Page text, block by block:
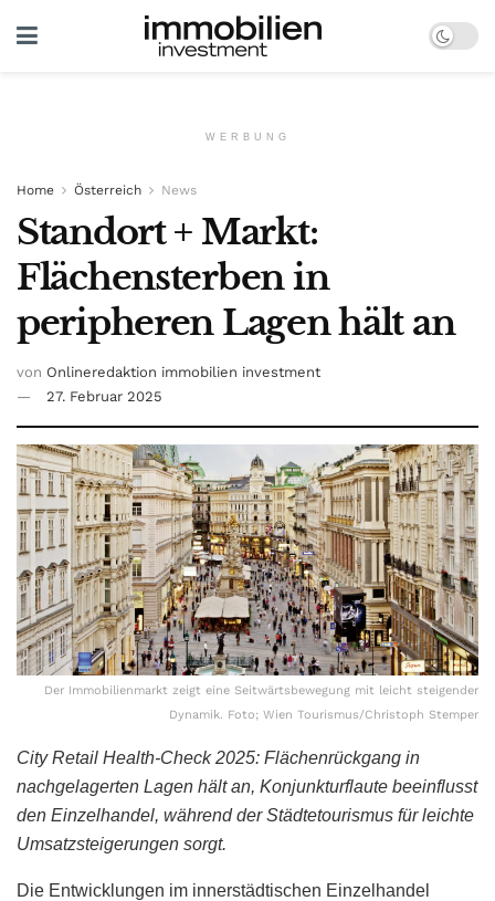
WERBUNG
Home Österreich News
Standort + Markt:
Flächensterben in
peripheren Lagen hält an
von Onlineredaktion immobilien investment
27. Februar 2025
Der Immobilienmarkt zeigt eine Seitwärtsbewegung mit leicht steigender
Dynamik. Foto; Wien Tourismus/Christoph Stemper
City Retail Health-Check 2025: Flächenrückgang in
nachgelagerten Lagen hält an, Konjunkturflaute beeinflusst
den Einzelhandel, während der Städtetourismus für leichte
Umsatzsteigerungen sorgt.
Die Entwicklungen im innerstädtischen Einzelhandel